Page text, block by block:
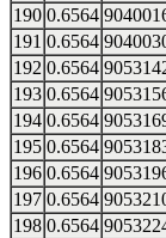
190 0.6564
191 0.6564
192 0.6564
193 0.6564
194 0.6564
195 0.6564
196 0.6564
197 0.6564
198 0.6564